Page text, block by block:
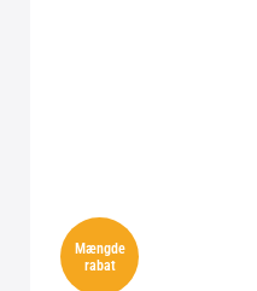
Mængde
rabat